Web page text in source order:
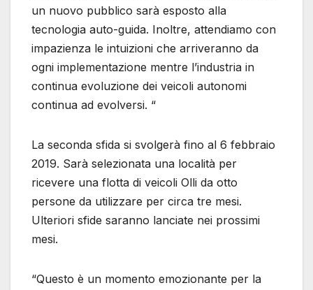
un nuovo pubblico sarà esposto alla
tecnologia auto-guida. Inoltre, attendiamo con
impazienza le intuizioni che arriveranno da
ogni implementazione mentre l’industria in
continua evoluzione dei veicoli autonomi
continua ad evolversi. “
La seconda sfida si svolgerà fino al 6 febbraio
2019. Sarà selezionata una località per
ricevere una flotta di veicoli Olli da otto
persone da utilizzare per circa tre mesi.
Ulteriori sfide saranno lanciate nei prossimi
mesi.
“Questo è un momento emozionante per la